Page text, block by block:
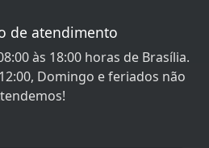
de atendimento
às 18:00 horas de Brasília.
Domingo e feriados não